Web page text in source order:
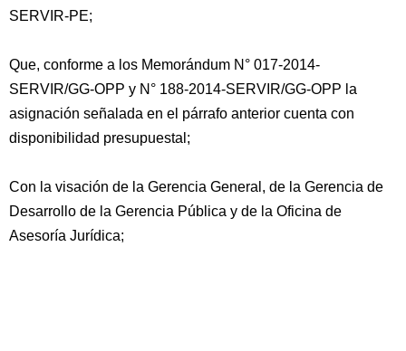
SERVIR-PE;
Que, conforme a los Memorándum N° 017-2014-
SERVIR/GG-OPP y N° 188-2014-SERVIR/GG-OPP la
asignación señalada en el párrafo anterior cuenta con
disponibilidad presupuestal;
Con la visación de la Gerencia General, de la Gerencia de
Desarrollo de la Gerencia Pública y de la Oficina de
Asesoría Jurídica;